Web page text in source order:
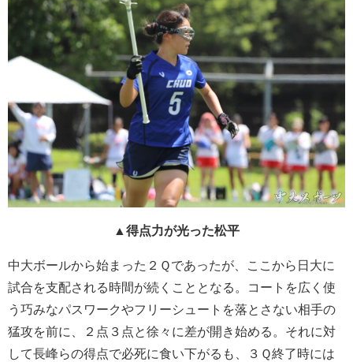
▲得点力が光った松平
中大ボールから始まった２Ｑであったが、ここから日大に
試合を支配される時間が続くこととなる。コートを広く使
う巧みなパスワークやフリーシュートを落とさない相手の
猛攻を前に、２点３点と徐々に差が開き始める。それに対
して長峰らの得点で必死に食い下がるも、３Ｑ終了時には